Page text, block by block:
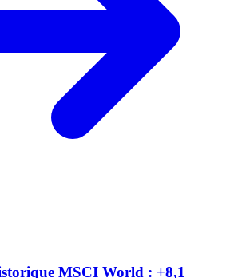
MSCI World : +8,1